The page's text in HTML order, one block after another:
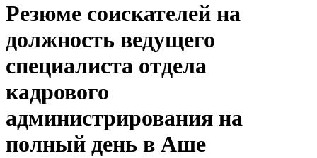
Резюме соискателей на
должность ведущего
специалиста отдела
кадрового
администрирования на
полный день в Аше